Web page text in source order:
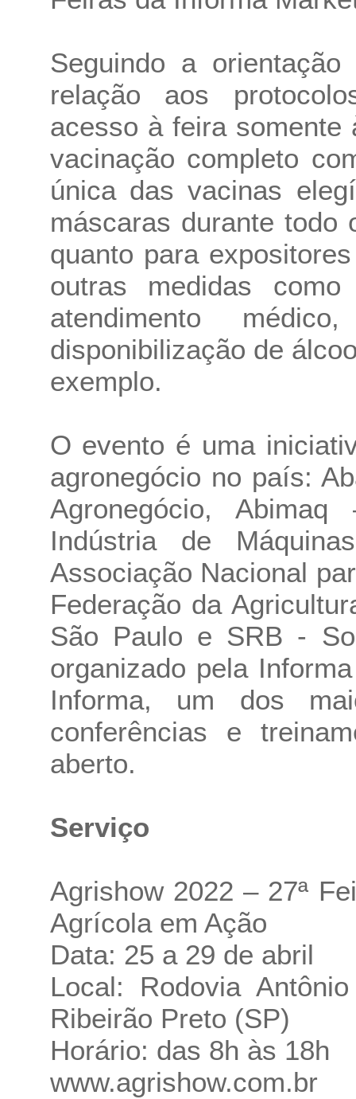
Seguindo a
relação aos
acesso à feira somente
vacinação completo
única das vacinas
máscaras durante todo
quanto para
outras medidas
atendimento
disponibilização de
exemplo.
O evento é uma
agronegócio no país:
Agronegócio,
Indústria de
Associação Nacional
Federação da
São Paulo e SRB -
organizado pela
Informa, um dos
conferências e
aberto.
Serviço
Agrishow 2022 – 27ª
Agrícola em Ação
Data: 25 a 29 de abril
Local: Rodovia
Ribeirão Preto (SP)
Horário: das 8h às 18h
www.agrishow.com.br